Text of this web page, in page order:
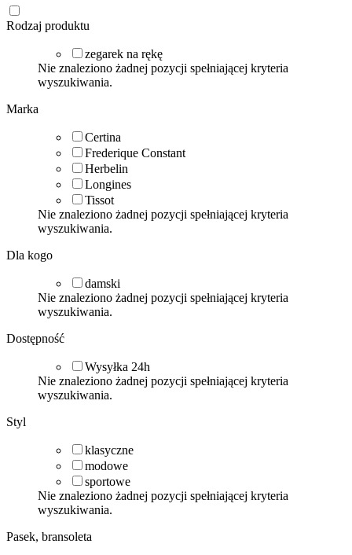
Rodzaj produktu
zegarek na rękę
Nie znaleziono żadnej pozycji spełniającej kryteria
wyszukiwania.
Marka
Certina
Frederique Constant
Herbelin
Longines
Tissot
Nie znaleziono żadnej pozycji spełniającej kryteria
wyszukiwania.
Dla kogo
damski
Nie znaleziono żadnej pozycji spełniającej kryteria
wyszukiwania.
Dostępność
Wysyłka 24h
Nie znaleziono żadnej pozycji spełniającej kryteria
wyszukiwania.
Styl
klasyczne
modowe
sportowe
Nie znaleziono żadnej pozycji spełniającej kryteria
wyszukiwania.
Pasek, bransoleta